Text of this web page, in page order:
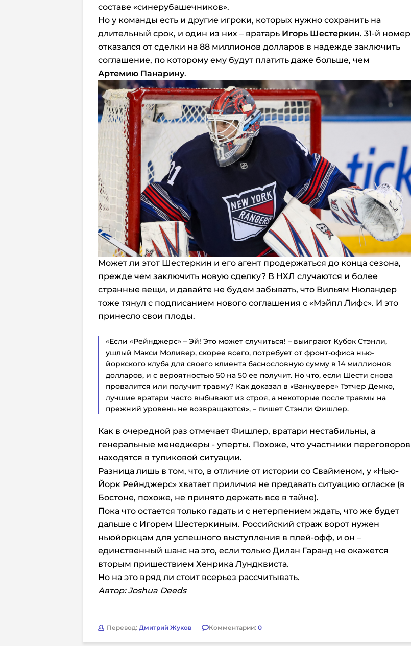
составе «синерубашечников».
Но у команды есть и другие игроки, которых нужно сохранить на
длительный срок, и один из них – вратарь Игорь Шестеркин. 31-й номер
отказался от сделки на 88 миллионов долларов в надежде заключить
соглашение, по которому ему будут платить даже больше, чем
Артемию Панарину.
Может ли этот Шестеркин и его агент продержаться до конца сезона,
прежде чем заключить новую сделку? В НХЛ случаются и более
странные вещи, и давайте не будем забывать, что Вильям Нюландер
тоже тянул с подписанием нового соглашения с «Мэйпл Лифс». И это
принесло свои плоды.
«Если «Рейнджерс» – Эй! Это может случиться! – выиграют Кубок Стэнли,
ушлый Макси Моливер, скорее всего, потребует от фронт-офиса нью-
йоркского клуба для своего клиента баснословную сумму в 14 миллионов
долларов, и с вероятностью 50 на 50 ее получит. Но что, если Шести снова
провалится или получит травму? Как доказал в «Ванкувере» Тэтчер Демко,
лучшие вратари часто выбывают из строя, а некоторые после травмы на
прежний уровень не возвращаются», – пишет Стэнли Фишлер.
Как в очередной раз отмечает Фишлер, вратари нестабильны, а
генеральные менеджеры - уперты. Похоже, что участники переговоров
находятся в тупиковой ситуации.
Разница лишь в том, что, в отличие от истории со Свайменом, у «Нью-
Йорк Рейнджерс» хватает приличия не предавать ситуацию огласке (в
Бостоне, похоже, не принято держать все в тайне).
Пока что остается только гадать и с нетерпением ждать, что же будет
дальше с Игорем Шестеркиным. Российский страж ворот нужен
ньюйоркцам для успешного выступления в плей-офф, и он –
единственный шанс на это, если только Дилан Гаранд не окажется
вторым пришествием Хенрика Лундквиста.
Но на это вряд ли стоит всерьез рассчитывать.
Автор: Joshua Deeds
Перевод: Дмитрий Жуков Комментарии: 0